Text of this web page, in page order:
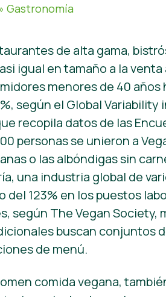
Gastronomía
de alta gama,
igual en tamaño a la
menores de 40
según el Global Variability
recopila datos de las
personas se unieron a
o las albóndigas sin
una industria global de
123% en los puestos
según The Vegan Society,
buscan conjuntos
de menú.
comida vegana,